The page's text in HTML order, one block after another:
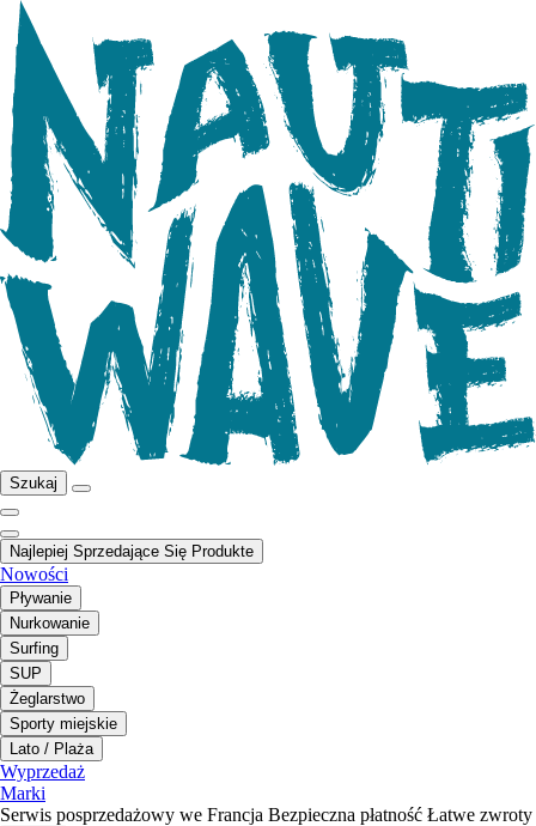
Szukaj
Najlepiej Sprzedające Się Produkte
Nowości
Pływanie
Nurkowanie
Surfing
SUP
Żeglarstwo
Sporty miejskie
Lato / Plaża
Wyprzedaż
Marki
Serwis posprzedażowy we Francja Bezpieczna płatność Łatwe zwroty